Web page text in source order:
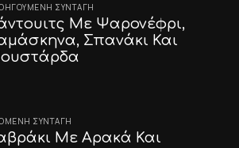
ΣΥΝΤΑΓΉ
Με Ψαρονέφρι,
Σπανάκι Και
ΣΥΝΤΑΓΉ
Με Αρακά Και